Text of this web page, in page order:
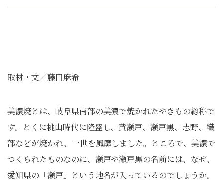
取材・文／藤田麻希
美濃焼とは、岐阜県南部の美濃で焼かれたやきもの総称で
す。とくに桃山時代に隆盛し、黄瀬戸、瀬戸黒、志野、織
部などが焼かれ、一世を風靡しました。ところで、美濃で
つくられたものなのに、瀬戸や瀬戸黒の名前には、なぜ、
愛知県の「瀬戸」という地名が入っているのでしょうか。